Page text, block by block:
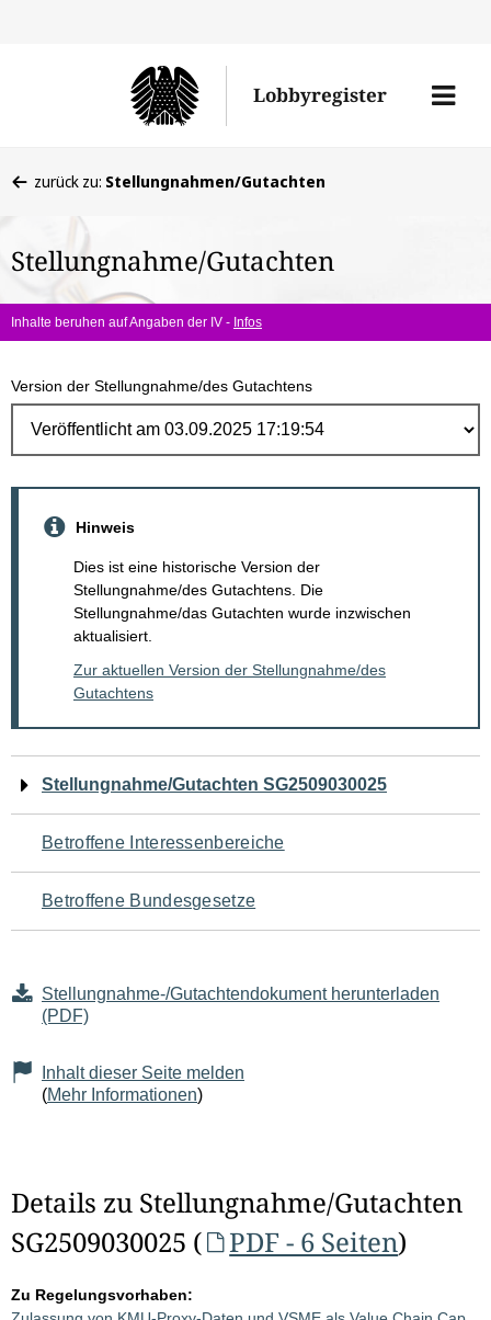
Lobbyregister
Menü
befinden
hier:
zurück zu: Stellungnahmen/Gutachten
Stellungnahme/Gutachten
Inhalte beruhen auf Angaben der IV - Infos
Version der Stellungnahme/des Gutachtens
Hinweis
Dies ist eine historische Version der
Stellungnahme/des Gutachtens. Die
Stellungnahme/das Gutachten wurde inzwischen
aktualisiert.
Zur aktuellen Version der Stellungnahme/des
Gutachtens
Navigation
für
den
Seiteninhalt
Stellungnahme/Gutachten SG2509030025
Betroffene Interessenbereiche
Betroffene Bundesgesetze
Stellungnahme-/Gutachtendokument herunterladen
(PDF)
Inhalt dieser Seite melden
(Mehr Informationen)
Details zu Stellungnahme/Gutachten
SG2509030025 (
PDF - 6 Seiten)
Zu Regelungsvorhaben: